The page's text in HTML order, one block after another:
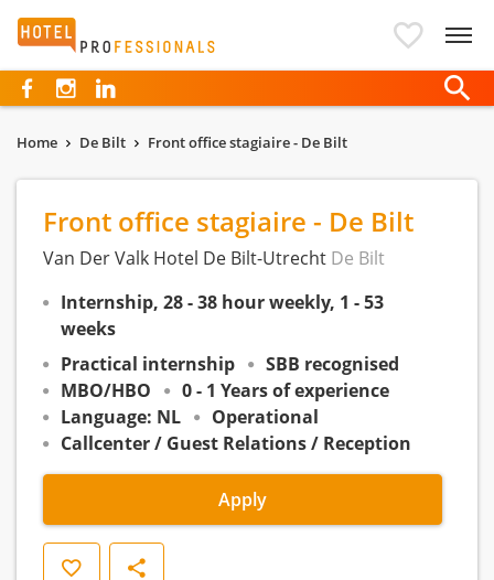
Hotelprofessionals
Home De Bilt Front office stagiaire - De Bilt
Front office stagiaire - De Bilt
Van Der Valk Hotel De Bilt-Utrecht De Bilt
Internship, 28 - 38 hour weekly, 1 - 53
weeks
Practical internship
SBB recognised
MBO/HBO
0 - 1 Years of experience
Language: NL
Operational
Callcenter / Guest Relations / Reception
Apply
Save Share